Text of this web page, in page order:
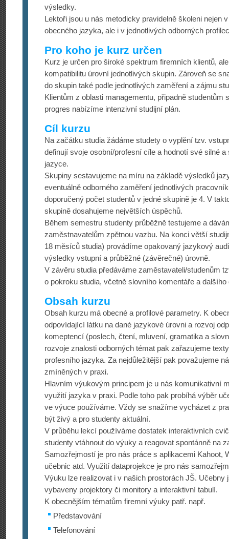
výsledky.
Lektoři jsou u nás metodicky pravidelně školeni nejen
obecného jazyka, ale i v jednotlivých odborných
Pro koho je kurz určen
Kurz je určen pro široké spektrum firemních klientů,
kompatibilitu úrovní jednotlivých skupin. Zároveň se
do skupin také podle jednotlivých zaměření a zájmu
Klientům z oblasti managementu, připadně studentům
progres nabízíme intenzivní studijní plán.
Cíl kurzu
Na začátku studia žádáme studety o vyplění tzv.
definují svoje osobní/profesní cíle a hodnotí své silné
jazyce.
Skupiny sestavujeme na míru na základě výsledků
eventuálně odborného zaměření jednotlivých
doporučený počet studentů v jedné skupině je 4. V
skupině dosahujeme největších úspěchů.
Během semestru studenty průběžně testujeme a
zaměstnavatelům zpětnou vazbu. Na konci větší
18 měsíců studia) provádíme opakovaný jazykový
výsledky vstupní a průběžné (závěrečné) úrovně.
V závěru studia předáváme zaměstavateli/stu­denům
o pokroku studia, včetně slovního komentáře a dalšího
Obsah kurzu
Obsah kurzu má obecné a profilové parametry. K
odpovídající látku na dané jazykové úrovni a rozvoj
komeptencí (poslech, čtení, mluvení, gramatika a
rozvoje znalosti odborných témat pak zařazujeme
profesního jazyka. Za nejdůležitější pak považujeme
zmíněných v praxi.
Hlavním výukovým principem je u nás komunikativní
využití jazyka v praxi. Podle toho pak probíhá výběr
ve výuce používáme. Vždy se snažíme vycházet z
být živý a pro studenty aktuální.
V průběhu lekcí používáme dostatek interaktivních
studenty vtáhnout do výuky a reagovat spontánně na
Samozřejmostí je pro nás práce s aplikacemi Kahoot,
učebnic atd. Využití dataprojekce je pro nás
Výuku lze realizovat i v našich prostorách JŠ. Učebny
vybaveny projektory či monitory a interaktivní tabulí.
K obecnějším tématům firemní výuky patř. např.
Představování
Telefonování